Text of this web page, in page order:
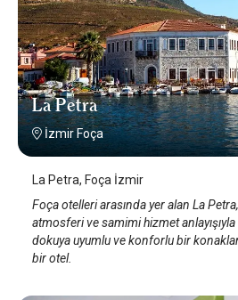
La Petra
İzmir Foça
La Petra, Foça İzmir
Foça otelleri arasında yer alan La
atmosferi ve samimi hizmet
dokuya uyumlu ve konforlu bir
bir otel.